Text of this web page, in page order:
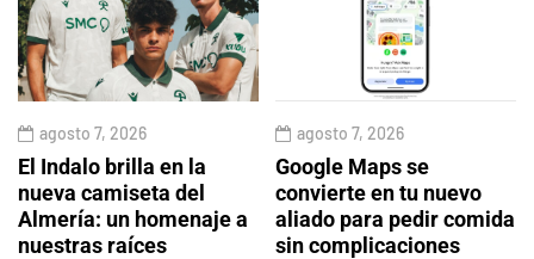
agosto 7, 2026
El Indalo brilla en la
nueva camiseta del
Almería: un homenaje a
nuestras raíces
agosto 7, 2026
Google Maps se
convierte en tu nuevo
aliado para pedir comida
sin complicaciones